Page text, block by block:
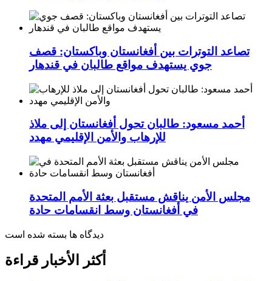
تصاعد التوترات بين أفغانستان وباكستان: قصف
جوي يستهدف مواقع طالبان في قندهار
أحمد مسعود: طالبان تحول أفغانستان إلى ملاذ
للإرهاب والأمن الإقليمي مهدد
مجلس الأمن يناقش مستقبل بعثة الأمم المتحدة
في أفغانستان وسط انقسامات حادة
دیدگاه ها بسته شده است
أكثر الأخبار قراءة